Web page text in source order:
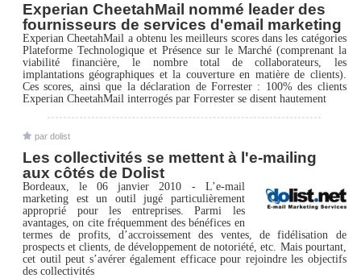
Experian CheetahMail nommé leader des
fournisseurs de services d'email marketing
Experian CheetahMail a obtenu les meilleurs scores dans les catégories
Plateforme Technologique et Présence sur le Marché (comprenant la
viabilité financière, le nombre total de collaborateurs, les
implantations géographiques et la couverture en matière de clients).
Ces scores, ainsi que la déclaration de Forrester : 100% des clients
Experian CheetahMail interrogés par Forrester se disent hautement
par dolist
Les collectivités se mettent à l'e-mailing
aux côtés de Dolist
Bordeaux, le 06 janvier 2010 - L’e-mail
marketing est un outil jugé particulièrement
approprié pour les entreprises. Parmi les
avantages, on cite fréquemment des bénéfices en
termes de profits, d’accroissement des ventes, de fidélisation de
prospects et clients, de développement de notoriété, etc. Mais pourtant,
cet outil peut s’avérer également efficace pour rejoindre les objectifs
des collectivités